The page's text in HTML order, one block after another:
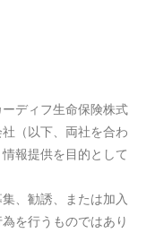
ディフ生命保険株式
（以下、両社を合わ
報提供を目的として
、勧誘、または加入
を行うものではあり